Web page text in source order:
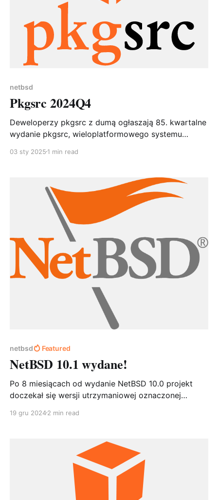
netbsd
Pkgsrc 2024Q4
Deweloperzy pkgsrc z dumą ogłaszają 85. kwartalne
wydanie pkgsrc, wieloplatformowego systemu
pakietów, z różnym poziomem wsparcia dla 23
pkgsrc-2024Q3 dodano 110 nowych pakietów,
zaktualizowano 1580 pakietów (łącznie 2399
aktualizacji, w tym: 24 Go, 3 OCaml, 66 Perl,
03 sty 2025 1 min read
netbsd Featured
NetBSD 10.1 wydane!
Po 8 miesiącach od wydanie NetBSD 10.0 projekt
doczekał się wersji utrzymaniowej oznaczonej
zasługują poprawki związane z bezpieczeństwem: *
Prostsza konfiguracja RAID za pomocą raidctl. *
19 gru 20242 min read